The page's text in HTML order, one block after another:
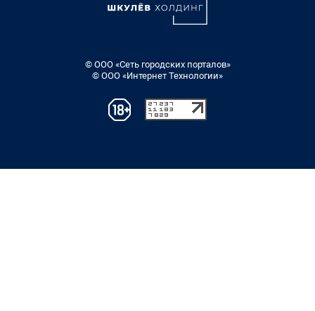
© ООО «Сеть городских порталов»
© ООО «Интернет Технологии»